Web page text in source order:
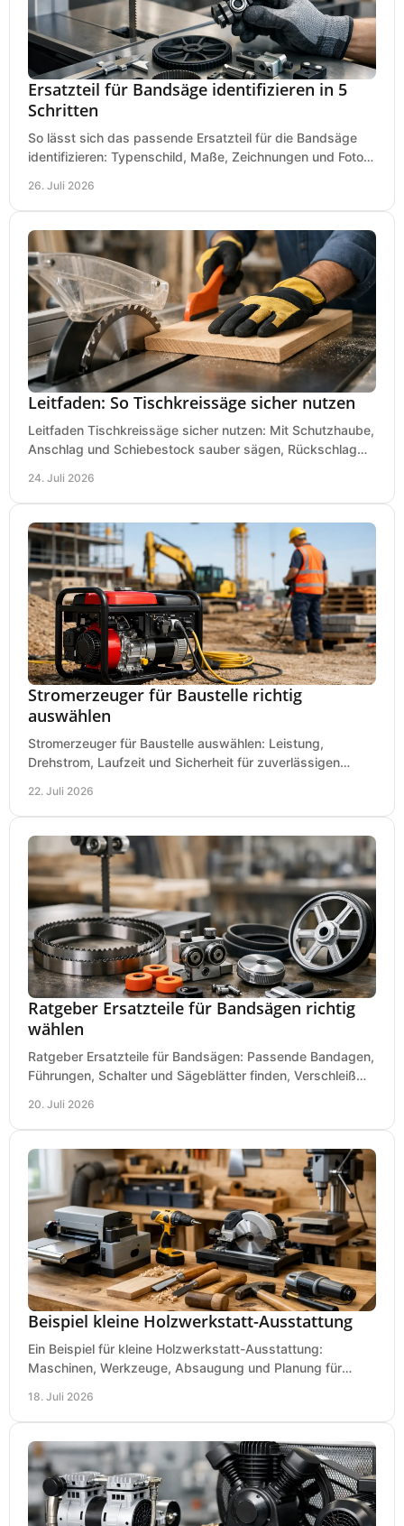
Ersatzteil für Bandsäge identifizieren in 5
Schritten
So lässt sich das passende Ersatzteil für die Bandsäge
identifizieren: Typenschild, Maße, Zeichnungen und Fotos
26. Juli 2026
Leitfaden: So Tischkreissäge sicher nutzen
Leitfaden Tischkreissäge sicher nutzen: Mit Schutzhaube,
Anschlag und Schiebestock sauber sägen, Rückschlag
24. Juli 2026
Stromerzeuger für Baustelle richtig
auswählen
Stromerzeuger für Baustelle auswählen: Leistung,
Drehstrom, Laufzeit und Sicherheit für zuverlässigen
22. Juli 2026
Ratgeber Ersatzteile für Bandsägen richtig
wählen
Ratgeber Ersatzteile für Bandsägen: Passende Bandagen,
Führungen, Schalter und Sägeblätter finden, Verschleiß
20. Juli 2026
Beispiel kleine Holzwerkstatt-Ausstattung
Ein Beispiel für kleine Holzwerkstatt-Ausstattung:
Maschinen, Werkzeuge, Absaugung und Planung für
18. Juli 2026